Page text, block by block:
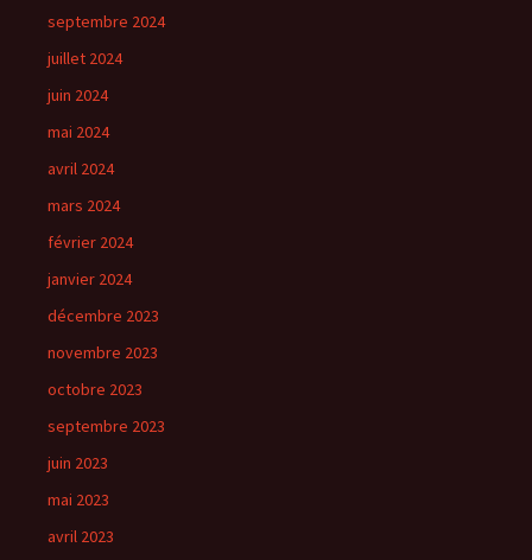
septembre 2024
juillet 2024
juin 2024
mai 2024
avril 2024
mars 2024
février 2024
janvier 2024
décembre 2023
novembre 2023
octobre 2023
septembre 2023
juin 2023
mai 2023
avril 2023